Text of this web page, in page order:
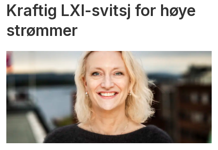
Kraftig LXI-svitsj for høye
strømmer